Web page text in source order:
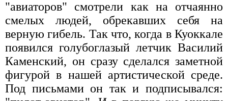
"авиаторов" смотрели как на отчаянно
смелых людей, обрекавших себя на
верную гибель. Так что, когда в Куоккале
появился голубоглазый летчик Василий
Каменский, он сразу сделался заметной
фигурой в нашей артистической среде.
Под письмами он так и подписывался: